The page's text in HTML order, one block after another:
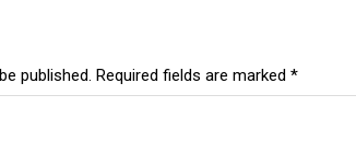
published. Required fields are marked *